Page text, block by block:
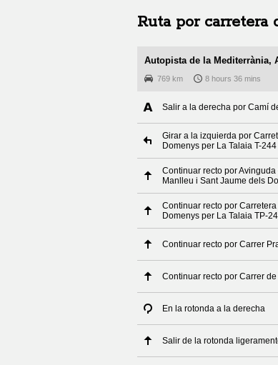
Ruta por carretera
Autopista de la Mediterrània,
769 km 8 hours 36 mins
Salir a la derecha por Camí
Girar a la izquierda por
Domenys per La Talaia T-244
Continuar recto por
Manlleu i Sant Jaume dels
Continuar recto por
Domenys per La Talaia TP-
Continuar recto por Carrer
Continuar recto por Carrer
En la rotonda a la derecha
Salir de la rotonda